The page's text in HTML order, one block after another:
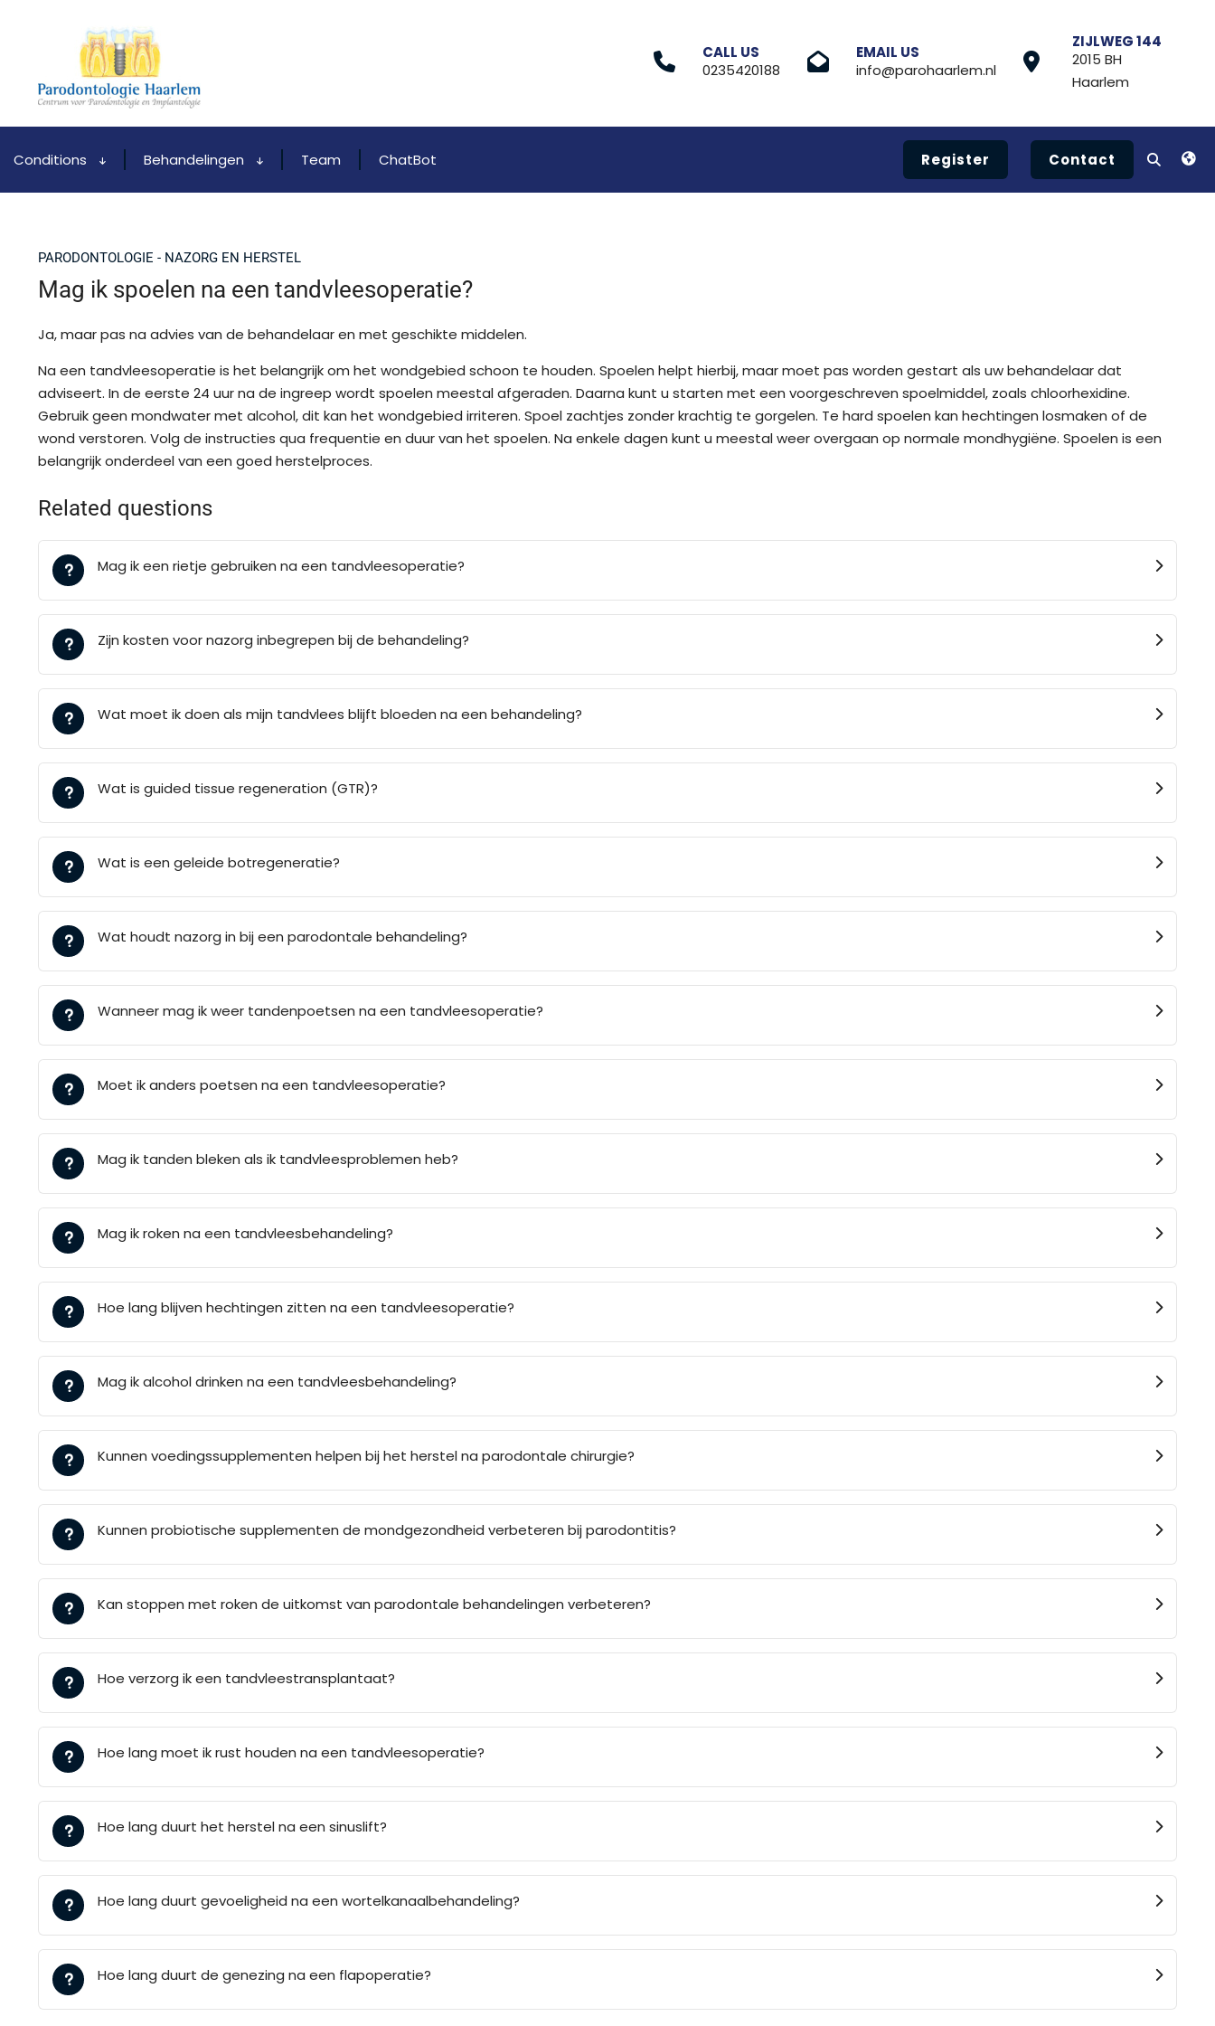
CALL US
0235420188
EMAIL US
info@parohaarlem.nl
ZIJLWEG 144
2015 BH
Haarlem
Conditions Behandelingen Team ChatBot Register Contact
PARODONTOLOGIE - NAZORG EN HERSTEL
Mag ik spoelen na een tandvleesoperatie?
Ja, maar pas na advies van de behandelaar en met geschikte middelen.
Na een tandvleesoperatie is het belangrijk om het wondgebied schoon te houden. Spoelen helpt hierbij, maar moet pas worden gestart als uw behandelaar dat
adviseert. In de eerste 24 uur na de ingreep wordt spoelen meestal afgeraden. Daarna kunt u starten met een voorgeschreven spoelmiddel, zoals chloorhexidine.
Gebruik geen mondwater met alcohol, dit kan het wondgebied irriteren. Spoel zachtjes zonder krachtig te gorgelen. Te hard spoelen kan hechtingen losmaken of de
wond verstoren. Volg de instructies qua frequentie en duur van het spoelen. Na enkele dagen kunt u meestal weer overgaan op normale mondhygiëne. Spoelen is een
belangrijk onderdeel van een goed herstelproces.
Related questions
Mag ik een rietje gebruiken na een tandvleesoperatie?
Zijn kosten voor nazorg inbegrepen bij de behandeling?
Wat moet ik doen als mijn tandvlees blijft bloeden na een behandeling?
Wat is guided tissue regeneration (GTR)?
Wat is een geleide botregeneratie?
Wat houdt nazorg in bij een parodontale behandeling?
Wanneer mag ik weer tandenpoetsen na een tandvleesoperatie?
Moet ik anders poetsen na een tandvleesoperatie?
Mag ik tanden bleken als ik tandvleesproblemen heb?
Mag ik roken na een tandvleesbehandeling?
Hoe lang blijven hechtingen zitten na een tandvleesoperatie?
Mag ik alcohol drinken na een tandvleesbehandeling?
Kunnen voedingssupplementen helpen bij het herstel na parodontale chirurgie?
Kunnen probiotische supplementen de mondgezondheid verbeteren bij parodontitis?
Kan stoppen met roken de uitkomst van parodontale behandelingen verbeteren?
Hoe verzorg ik een tandvleestransplantaat?
Hoe lang moet ik rust houden na een tandvleesoperatie?
Hoe lang duurt het herstel na een sinuslift?
Hoe lang duurt gevoeligheid na een wortelkanaalbehandeling?
Hoe lang duurt de genezing na een flapoperatie?